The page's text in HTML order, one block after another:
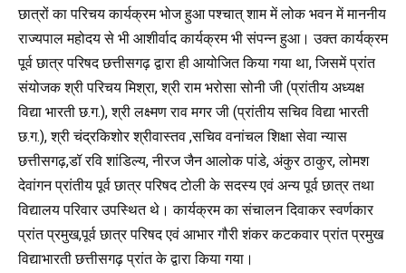
छात्रों का परिचय कार्यक्रम भोज हुआ पश्चात् शाम में लोक भवन में माननीय
राज्यपाल महोदय से भी आशीर्वाद कार्यक्रम भी संपन्न हुआ। उक्त कार्यक्रम
पूर्व छात्र परिषद छत्तीसगढ़ द्वारा ही आयोजित किया गया था, जिसमें प्रांत
संयोजक श्री परिचय मिश्रा, श्री राम भरोसा सोनी जी (प्रांतीय अध्यक्ष
विद्या भारती छ.ग.), श्री लक्ष्मण राव मगर जी (प्रांतीय सचिव विद्या भारती
छ.ग.), श्री चंद्रकिशोर श्रीवास्तव ,सचिव वनांचल शिक्षा सेवा न्यास
छत्तीसगढ़,डॉ रवि शांडिल्य, नीरज जैन आलोक पांडे, अंकुर ठाकुर, लोमश
देवांगन प्रांतीय पूर्व छात्र परिषद टोली के सदस्य एवं अन्य पूर्व छात्र तथा
विद्यालय परिवार उपस्थित थे। कार्यक्रम का संचालन दिवाकर स्वर्णकार
प्रांत प्रमुख,पूर्व छात्र परिषद एवं आभार गौरी शंकर कटकवार प्रांत प्रमुख
विद्याभारती छत्तीसगढ़ प्रांत के द्वारा किया गया।